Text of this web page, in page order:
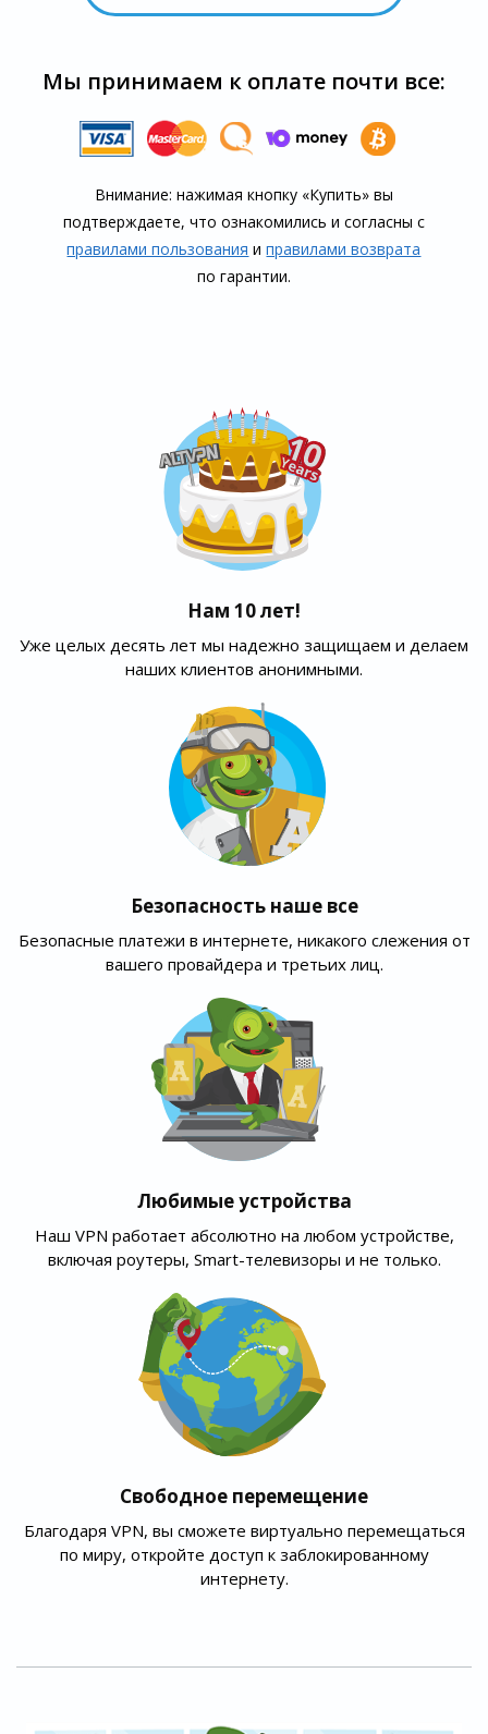
Мы принимаем к оплате почти все:
Внимание: нажимая кнопку «Купить» вы
подтверждаете, что озна­комились и согласны с
правилами пользования иправилами воз­врата
по гарантии.
Нам 10 лет!
Уже целых десять лет мы надежно защищаем и делаем
наших клиентов анонимными.
Безопасность наше все
Безопасные платежи в интернете, никакого слежения от
вашего провайдера и третьих лиц.
Любимые устройства
Наш VPN работает абсолютно на любом устройстве,
включая роутеры, Smart-телевизоры и не только.
Свободное перемещение
Благодаря VPN, вы сможете виртуально перемещаться
по миру, откройте доступ к заблокированному
интернету.